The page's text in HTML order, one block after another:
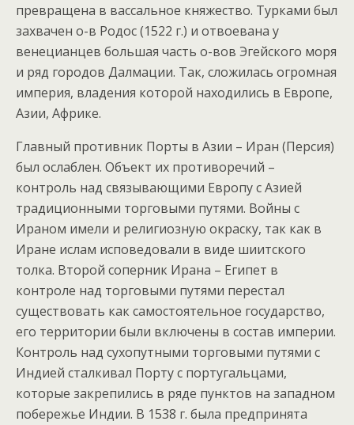
превращена в вассальное княжество. Турками был
захвачен о-в Родос (1522 г.) и отвоевана у
венецианцев большая часть о-вов Эгейского моря
и ряд городов Далмации. Так, сложилась огромная
империя, владения которой находились в Европе,
Азии, Африке.
Главный противник Порты в Азии – Иран (Персия)
был ослаблен. Объект их противоречий –
контроль над связывающими Европу с Азией
традиционными торговыми путями. Войны с
Ираном имели и религиозную окраску, так как в
Иране ислам исповедовали в виде шиитского
толка. Второй соперник Ирана – Египет в
контроле над торговыми путями перестал
существовать как самостоятельное государство,
его территории были включены в состав империи.
Контроль над сухопутными торговыми путями с
Индией сталкивал Порту с португальцами,
которые закрепились в ряде пунктов на западном
побережье Индии. В 1538 г. была предпринята